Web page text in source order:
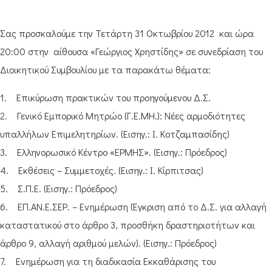
Σας προσκαλούμε την Τετάρτη 31 Οκτωβρίου 2012 και ώρα
20:00 στην αίθουσα «Γεώργιος Χρηστίδης» σε συνεδρίαση του
Διοικητικού Συμβουλίου με τα παρακάτω θέματα:
1. Επικύρωση πρακτικών του προηγούμενου Δ.Σ.
2. Γενικό Εμπορικό Μητρώο (Γ.Ε.ΜΗ.): Νέες αρμοδιότητες
υπαλλήλων Επιμελητηρίων. (Εισηγ.: Ι. Κοτζαμπασίδης)
3. Ελληνορωσικό Κέντρο «ΕΡΜΗΣ». (Εισηγ.: Πρόεδρος)
4. Εκθέσεις – Συμμετοχές. (Εισηγ.: Ι. Κίρπιτσας)
5. Σ.Π.Ε. (Εισηγ.: Πρόεδρος)
6. ΕΠ.ΑΝ.Ε.ΣΕΡ. – Ενημέρωση (Έγκριση από το Δ.Σ. για αλλαγή
καταστατικού στο άρθρο 3, προσθήκη δραστηριοτήτων και
άρθρο 9, αλλαγή αριθμού μελών). (Εισηγ.: Πρόεδρος)
7. Ενημέρωση για τη διαδικασία Εκκαθάρισης του